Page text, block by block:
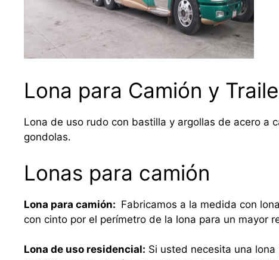
Lona para Camión y
Lona de uso rudo con bastilla y argollas de acero a
gondolas.
Lonas para camión
Lona para camión: Fabricamos a la medida con
con cinto por el perímetro de la lona para un mayor
Lona de uso residencial: Si usted necesita una